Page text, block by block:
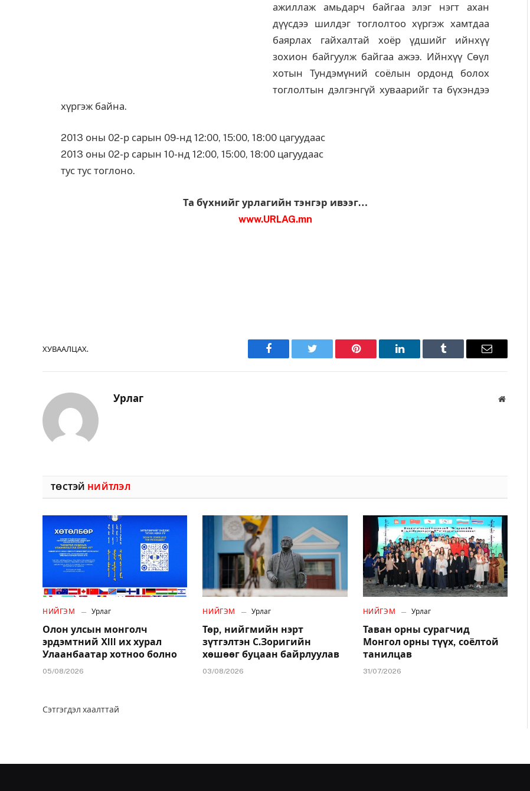
ажиллаж амьдарч байгаа элэг нэгт ахан
дүүсдээ шилдэг тоглолтоо хүргэж хамтдаа
баярлах гайхалтай хоёр үдшийг ийнхүү
зохион байгуулж байгаа ажээ. Ийнхүү Сөүл
хотын Тундэмүний соёлын ордонд болох
тоглолтын дэлгэнгүй хуваарийг та бүхэндээ
хүргэж байна.
2013 оны 02-р сарын 09-нд 12:00, 15:00, 18:00 цагуудаас
2013 оны 02-р сарын 10-нд 12:00, 15:00, 18:00 цагуудаас
тус тус тоглоно.
Та бүхнийг урлагийн тэнгэр ивээг…
www.URLAG.mn
ХУВААЛЦАХ.
Facebook Twitter Pinterest LinkedIn Tumblr Имэйл
Урлаг Вэбсайт
ТӨСТЭЙ НИЙТЛЭЛ
НИЙГЭМ Урлаг
Олон улсын монголч
эрдэмтний XIII их хурал
Улаанбаатар хотноо болно
05/08/2026
НИЙГЭМ Урлаг
Төр, нийгмийн нэрт
зүтгэлтэн С.Зоригийн
хөшөөг буцаан байрлуулав
03/08/2026
НИЙГЭМ Урлаг
Таван орны сурагчид
Монгол орны түүх, соёлтой
танилцав
31/07/2026
Сэтгэгдэл хаалттай